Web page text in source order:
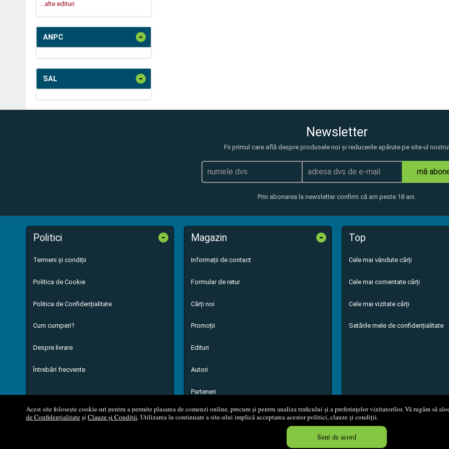
Acest site folosește cookie-uri pentru a permite plasarea de comenzi online, precum și pentru analiza traficului și a preferințelor vizitatorilor. Vă rugăm să
de Confidențialitateși Clauze și Condiții. Utilizarea în continuare a site-ului implică acceptarea acestor politici, clauze și condiții.
Sunt de acord
...alte edituri
ANPC -
SAL -
Newsletter
Fii primul care află despre produsele noi și reducerile apărute pe site-ul nostru!
mă
Prin abonarea la newsletter confirm că am peste 18 ani.
Politici -
Termeni și condiții
Politica de Cookie
Politica de Confidențialitate
Cum cumperi?
Despre livrare
Întrebări frecvente
Magazin -
Informații de contact
Formular de retur
Cărți noi
Promoții
Edituri
Autori
Parteneri
Top
Cele mai vândute cărți
Cele mai comentate cărți
Cele mai vizitate cărți
Setările mele de confidențialitate
© 2008 - 2026 S.C. M.G. Net Distribution S.R.L. Magazin online
Created in 0.0493 sec